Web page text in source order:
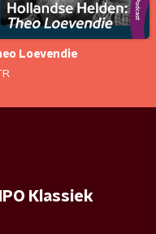
Loevendie
Klassiek